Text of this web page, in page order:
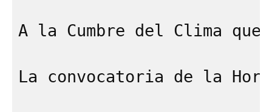
A la Cumbre del Clima
La convocatoria de la